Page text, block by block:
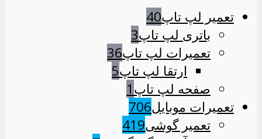
تعمیر لپ تاپ40
باتری لپ تاپ3
تعمیرات لپ تاپ36
ارتقا لپ تاپ5
صفحه لپ تاپ1
تعمیرات موبایل706
تعمیر گوشی419